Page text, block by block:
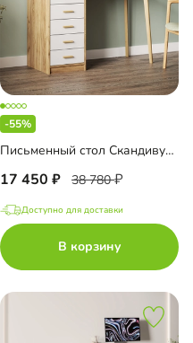
-55%
Письменный стол Скандивуд-2
17 450 38 780
Доступно для доставки
В корзину